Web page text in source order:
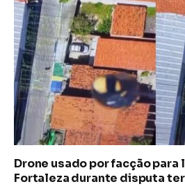
Drone usado por facção
Fortaleza durante disputa